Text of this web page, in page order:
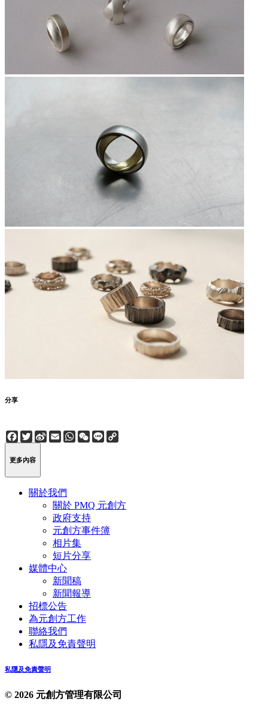
分享
Facebook
Twitter
Sina
Weibo
EmailWhatsApp
WeChat
Line
更多內容
關於我們
關於 PMQ 元創方
政府支持
元創方事件簿
相片集
短片分享
媒體中心
新聞稿
新聞報導
招標公告
為元創方工作
聯絡我們
私隱及免責聲明
私隱及免責聲明
© 2026 元創方管理有限公司